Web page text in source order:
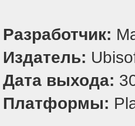
Разработчик:
Издатель:
Дата выхода:
Платформы: